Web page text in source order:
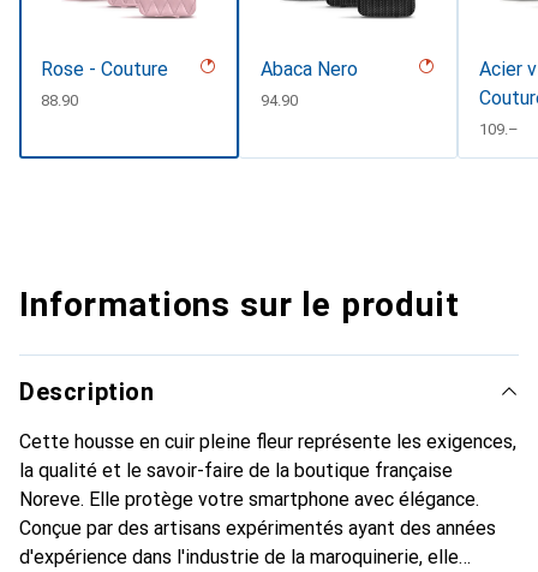
Rose - Couture
CHF
88.90
Abaca Nero
CHF
94.90
Acier
CHF
109.–
Informations sur le produit
Description
Cette housse en cuir pleine fleur représente les exigences,
la qualité et le savoir-faire de la boutique française
Noreve. Elle protège votre smartphone avec élégance.
Conçue par des artisans expérimentés ayant des années
d'expérience dans l'industrie de la maroquinerie, elle